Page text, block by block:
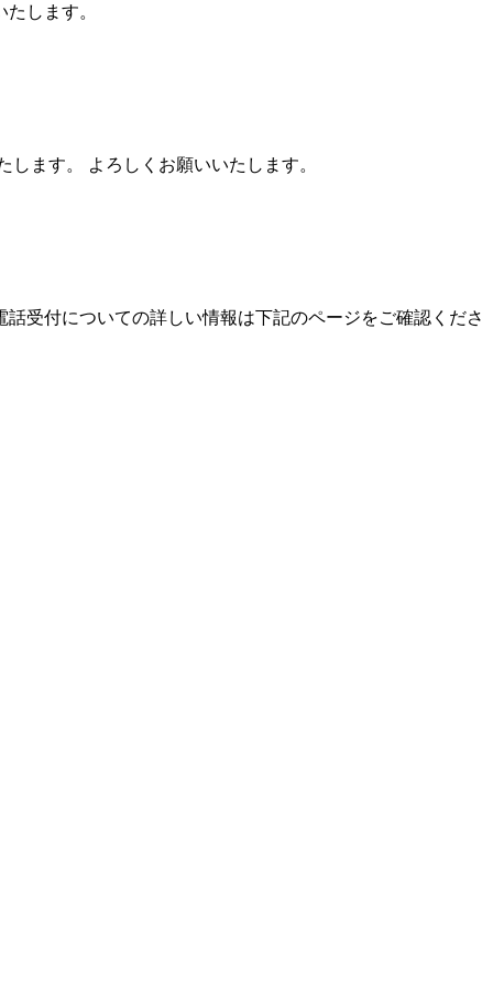
します。
ます。 よろしくお願いいたします。
受付についての詳しい情報は下記のページをご確認くださ